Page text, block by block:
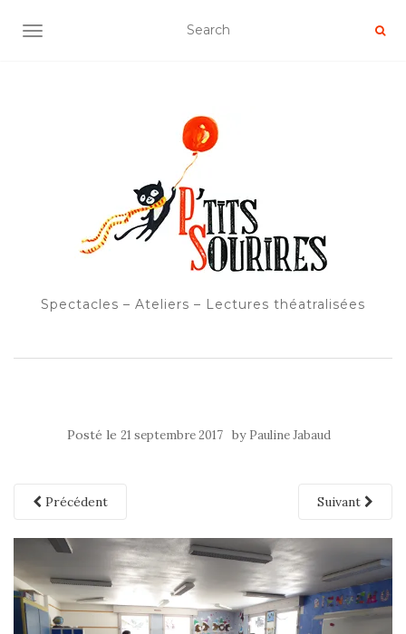
OUVRIR/FERMER LA NAVIGATION
Spectacles – Ateliers – Lectures théatralisées
Posté le 21 septembre 2017 by Pauline Jabaud
Précédent Suivant